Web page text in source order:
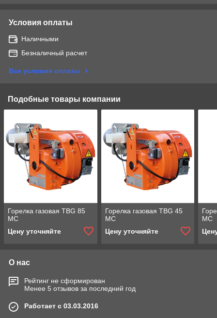
Условия оплаты
Наличными
Безналичный расчет
Все условия оплаты
Подобные товары компании
Горелка газовая TBG 85
MC
Цену уточняйте
Горелка газовая TBG 45
MC
Цену уточняйте
MC
О нас
Рейтинг не сформирован
Менее 5 отзывов за последний год
Работает с 03.03.2016